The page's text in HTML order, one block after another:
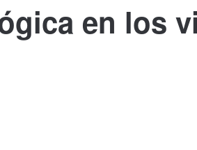
en los